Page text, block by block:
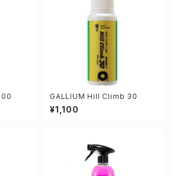
GALLIUM Hill Climb 30
¥1,100